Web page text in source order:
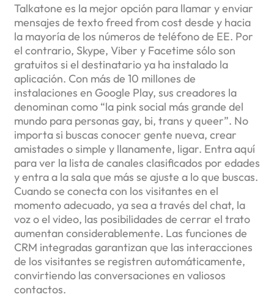
Talkatone es la mejor opción para llamar y enviar
mensajes de texto freed from cost desde y hacia
la mayoría de los números de teléfono de EE. Por
el contrario, Skype, Viber y Facetime sólo son
gratuitos si el destinatario ya ha instalado la
aplicación. Con más de 10 millones de
instalaciones en Google Play, sus creadores la
denominan como “la pink social más grande del
mundo para personas gay, bi, trans y queer”. No
importa si buscas conocer gente nueva, crear
amistades o simple y llanamente, ligar. Entra aquí
para ver la lista de canales clasificados por edades
y entra a la sala que más se ajuste a lo que buscas.
Cuando se conecta con los visitantes en el
momento adecuado, ya sea a través del chat, la
voz o el video, las posibilidades de cerrar el trato
aumentan considerablemente. Las funciones de
CRM integradas garantizan que las interacciones
de los visitantes se registren automáticamente,
convirtiendo las conversaciones en valiosos
contactos.